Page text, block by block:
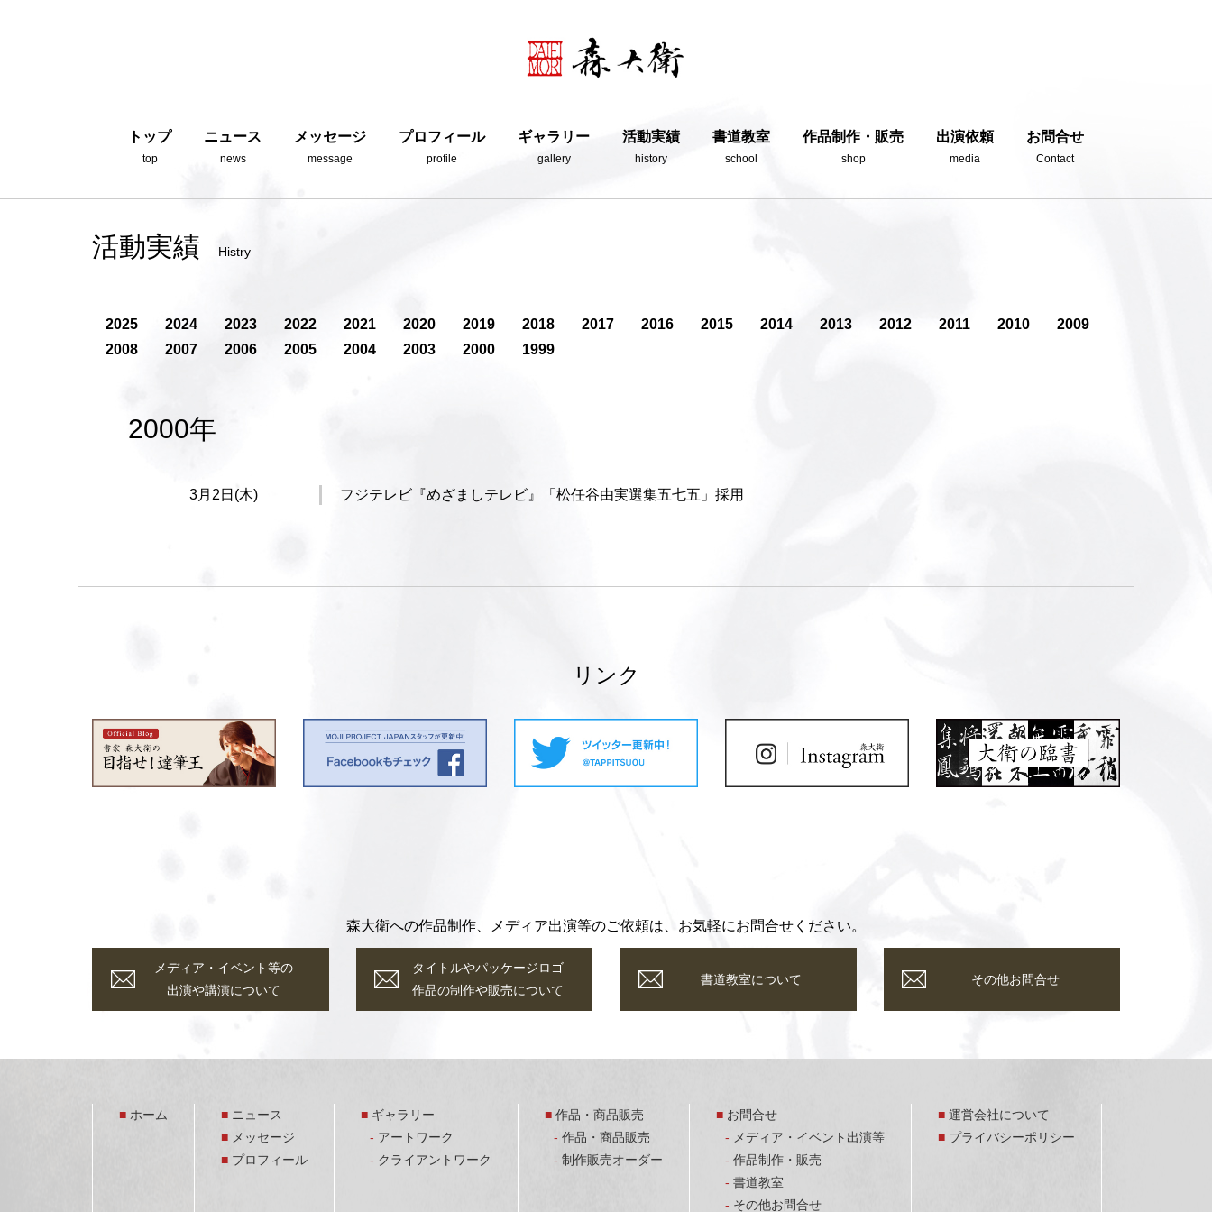
トップ
top
ニュース
news
メッセージ
message
プロフィール
profile
ギャラリー
gallery
活動実績
history
書道教室
school
作品制作・販売
shop
出演依頼
media
お問合せ
Contact
活動実績 Histry
2025 2024 2023 2022 2021 2020 2019 2018 2017 2016 2015 2014 2013 2012 2011 2010
2009
2008
2007 2006 2005 2004 2003 2000 1999
2000年
3月2日(木) フジテレビ『めざましテレビ』「松任谷由実選集五七五」採用
リンク
森大衛への作品制作、メディア出演等のご依頼は、お気軽にお問合せください。
メディア・イベント等の
出演や講演について
タイトルやパッケージロゴ
作品の制作や販売について
書道教室について その他お問合せ
ホーム
ニュース
メッセージ
プロフィール
ギャラリー
アートワーク
クライアントワーク
作品・商品販売
作品・商品販売
制作販売オーダー
お問合せ
メディア・イベント出演等
作品制作・販売
書道教室
その他お問合せ
運営会社について
プライバシーポリシー